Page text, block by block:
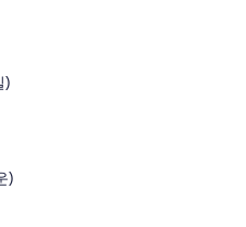
)
)